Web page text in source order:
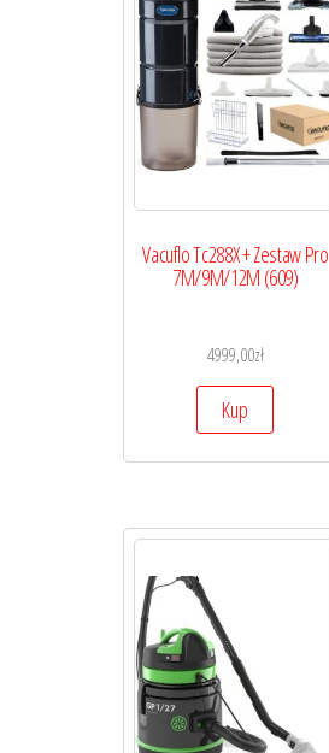
Vacuflo Tc288X + Zestaw Pro
7M/9M/12M (609)
4999,00zł
Kup